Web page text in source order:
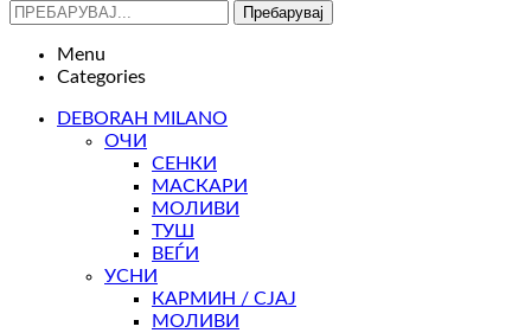
Пребарувај
Menu
Categories
DEBORAH MILANO
ОЧИ
СЕНКИ
МАСКАРИ
МОЛИВИ
ТУШ
ВЕЃИ
УСНИ
КАРМИН / СЈАЈ
МОЛИВИ